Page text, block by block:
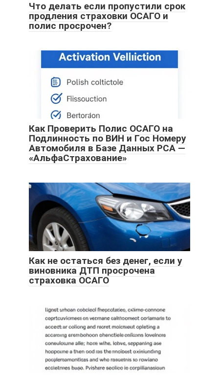
Что делать если пропустили срок
продления страховки ОСАГО и
полис просрочен?
Как Проверить Полис ОСАГО на
Подлинность по ВИН и Гос Номеру
Автомобиля в Базе Данных РСА —
«АльфаСтрахование»
Как не остаться без денег, если у
виновника ДТП просрочена
страховка ОСАГО